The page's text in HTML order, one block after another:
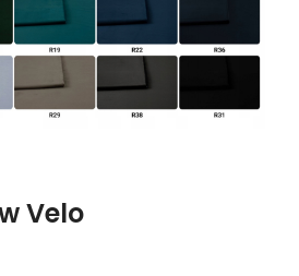
Velo